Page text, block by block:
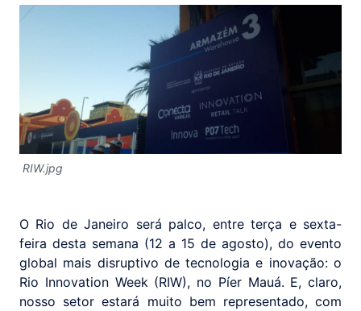
RIW.jpg
O Rio de Janeiro será palco, entre terça e sexta-
feira desta semana (12 a 15 de agosto), do evento
global mais disruptivo de tecnologia e inovação: o
Rio Innovation Week (RIW), no Píer Mauá. E, claro,
nosso setor estará muito bem representado, com